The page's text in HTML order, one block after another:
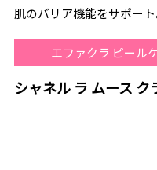
肌のバリア機能をサポート
エファクラ ピール
シャネル ラ ムース ク